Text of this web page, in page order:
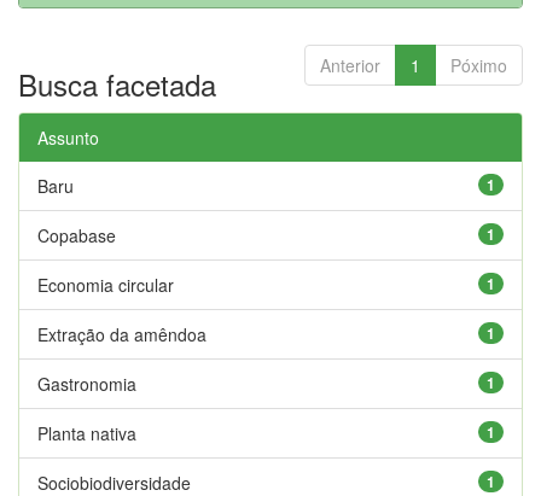
Anterior 1 Póximo
Busca facetada
Assunto
1
Baru
1
Copabase
1
Economia circular
1
Extração da amêndoa
1
Gastronomia
1
Planta nativa
1
Sociobiodiversidade